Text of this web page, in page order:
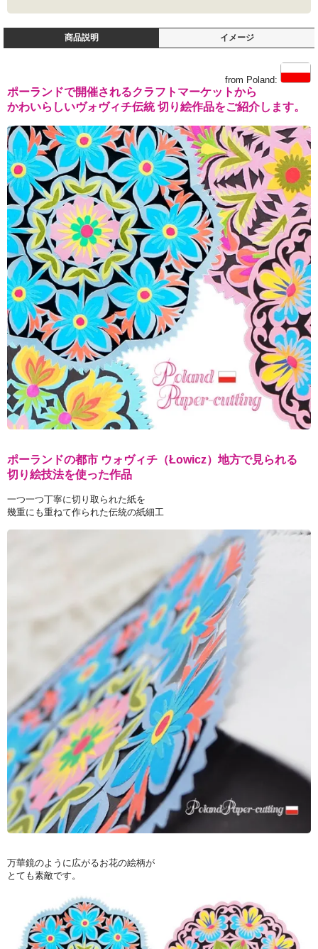
商品説明 イメージ
from Poland:
ポーランドで開催されるクラフトマーケットから
かわいらしいヴォヴィチ伝統 切り絵作品をご紹介します。
ポーランドの都市 ウォヴィチ（Łowicz）地方で見られる
切り絵技法を使った作品
一つ一つ丁寧に切り取られた紙を
幾重にも重ねて作られた伝統の紙細工
万華鏡のように広がるお花の絵柄が
とても素敵です。